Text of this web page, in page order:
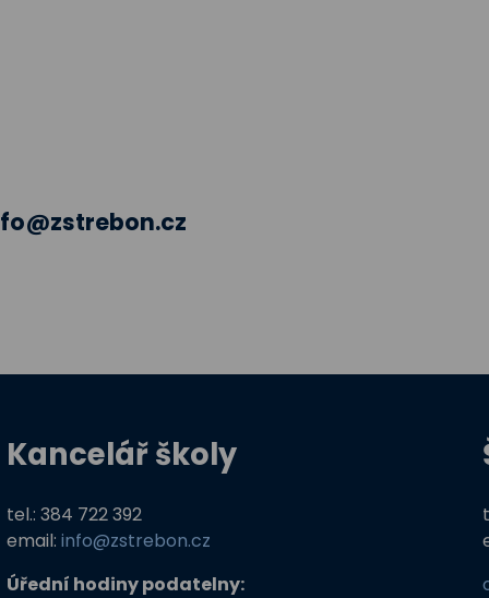
Kancelář školy
tel.: 384 722 392
email: info@zstrebon.cz
Úřední hodiny podatelny: